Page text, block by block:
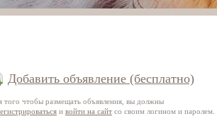
Добавить объявление (бесплатно)
того чтобы размещать объявления, вы должны
и войти на сайт со своим логином и паролем.